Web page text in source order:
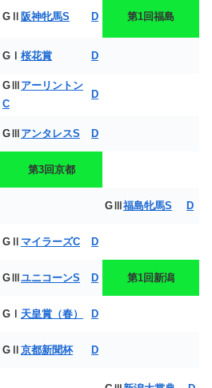
GⅡ 阪神牝馬S D 第1回福島
GⅠ 桜花賞 D
GⅢ アーリントン
C
D
GⅢ アンタレスS D
第3回京都
GⅢ福島牝馬S D
GⅡ マイラーズC D
GⅢユニコーンS D 第1回新潟
GⅠ 天皇賞（春） D
GⅡ 京都新聞杯 D